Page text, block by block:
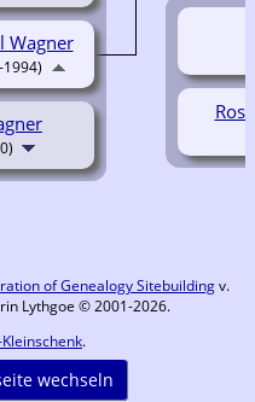
Wagner
of Genealogy Sitebuildingv.
Lythgoe © 2001-2026.
Kleinschenk.
wechseln